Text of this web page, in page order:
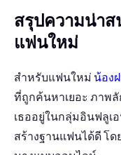
สรุปความน่าส
แฟนใหม่
สำหรับแฟนใหม่ น้อง
ที่ถูกค้นหาเยอะ ภาพ
เธออยู่ในกลุ่มอินฟลูเ
สร้างฐานแฟนได้ดี โ